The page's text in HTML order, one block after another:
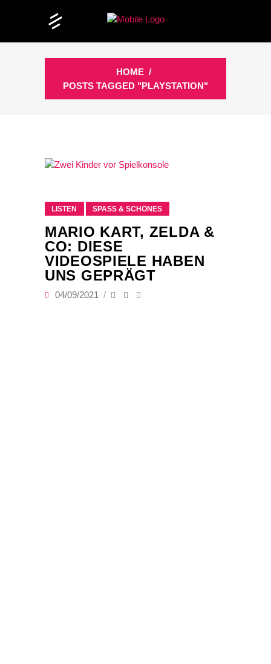
HOME /
POSTS TAGGED "PLAYSTATION"
LISTEN SPASS & SCHÖNES
MARIO KART, ZELDA &
CO: DIESE
VIDEOSPIELE HABEN
UNS GEPRÄGT
04/09/2021